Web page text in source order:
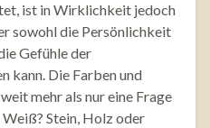
ist in Wirklichkeit jedoch
sowohl die Persönlichkeit
Gefühle der
kann. Die Farben und
mehr als nur eine Frage
Stein, Holz oder